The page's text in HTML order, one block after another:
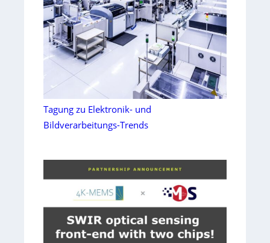
Tagung zu Elektronik- und
Bildverarbeitungs-Trends